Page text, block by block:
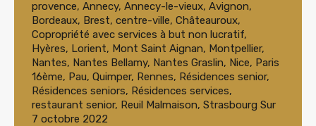
provence, Annecy, Annecy-le-vieux, Avignon,
Bordeaux, Brest, centre-ville, Châteauroux,
Copropriété avec services à but non lucratif,
Hyères, Lorient, Mont Saint Aignan, Montpellier,
Nantes, Nantes Bellamy, Nantes Graslin, Nice, Paris
16ème, Pau, Quimper, Rennes, Résidences senior,
Résidences seniors, Résidences services,
restaurant senior, Reuil Malmaison, Strasbourg Sur
7 octobre 2022